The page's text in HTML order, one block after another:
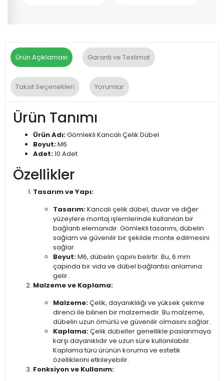
Ürün Açıklaması Garanti ve Teslimat
Taksit Seçenekleri Yorumlar
Ürün Tanımı
Ürün Adı:Gömlekli Kancalı Çelik Dübel
Boyut:M6
Adet:10 Adet
Özellikler
Tasarım ve Yapı:
Tasarım:Kancalı çelik dübel, duvar ve diğer
yüzeylere montaj işlemlerinde kullanılan bir
bağlantı elemanıdır. Gömlekli tasarımı, dübelin
sağlam ve güvenilir bir şekilde monte edilmesini
sağlar.
Boyut:M6, dübelin çapını belirtir. Bu, 6 mm
çapında bir vida ve dübel bağlantısı anlamına
gelir.
Malzeme ve Kaplama:
Malzeme:Çelik, dayanıklılığı ve yüksek çekme
direnci ile bilinen bir malzemedir. Bu malzeme,
dübelin uzun ömürlü ve güvenilir olmasını sağlar.
Kaplama:Çelik dübeller genellikle paslanmaya
karşı dayanıklıdır ve uzun süre kullanılabilir.
Kaplama türü ürünün koruma ve estetik
özelliklerini etkileyebilir.
Fonksiyon ve Kullanım: